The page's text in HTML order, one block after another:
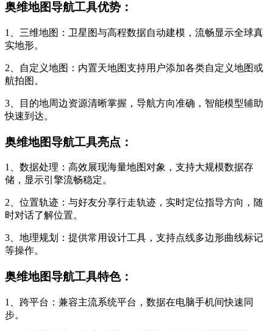
奥维地图导航工具优势：
1、三维地图：卫星图与高程数据自动建模，流畅显示全球真
实地形。
2、自定义地图：内置天地图支持用户添加各类自定义地图或
航拍图。
3、目的地周边资源清晰掌握，导航方向准确，智能模型辅助
快速到达。
奥维地图导航工具亮点：
1、数据处理：高效展现海量地图对象，支持大规模数据存
储，显示引擎流畅稳定。
2、位置轨迹：与好友分享行走轨迹，实时定位指导方向，随
时对话了解位置。
3、地理规划：提供常用设计工具，支持点线多边形曲线标记
等操作。
奥维地图导航工具特色：
1、跨平台：兼容主流系统平台，数据在电脑手机间快速同
步。